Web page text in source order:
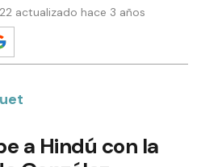
actualizado hace 3 años
a Hindú con la